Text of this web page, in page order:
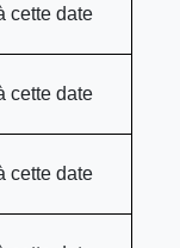
cette date
cette date
cette date